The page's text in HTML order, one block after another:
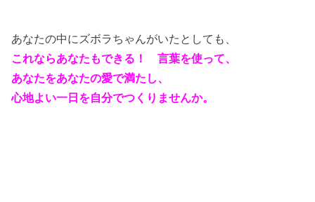
あなたの中にズボラちゃんがいたとしても、
これならあなたもできる！ 言葉を使って、
あなたをあなたの愛で満たし、
心地よい一日を自分でつくりませんか。